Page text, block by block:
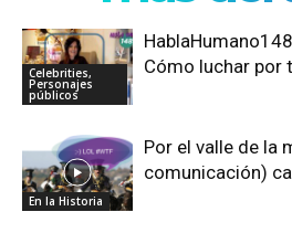
Celebrities,
Personajes
públicos
Cómo luchar por
En la Historia
Por el valle de la
comunicación)